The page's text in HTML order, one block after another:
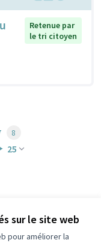
sur le site web
pour améliorer la
Retenue par
le tri citoyen
25
8